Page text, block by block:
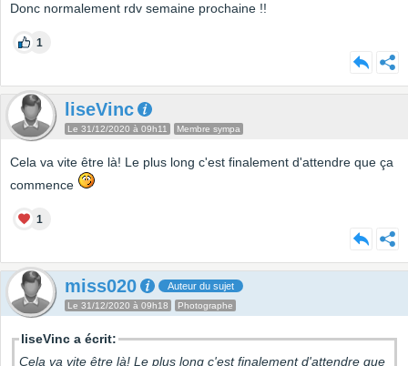
Donc normalement rdv semaine prochaine !!
1
liseVinc
Le 31/12/2020 à 09h11 Membre sympa
Cela va vite être là! Le plus long c'est finalement d'attendre que ça
commence
1
miss020 Auteur du sujet
Le 31/12/2020 à 09h18 Photographe
liseVinc a écrit:
Cela va vite être là! Le plus long c'est finalement d'attendre que